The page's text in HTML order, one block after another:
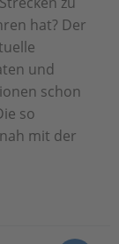
hat? Der
und
schon
so
mit der